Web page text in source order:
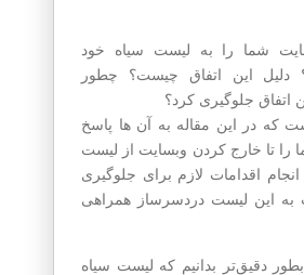
شما را به لیست سیاه خود
دلیل این اتفاق چیست؟ چطور
اتفاق جلوگیری کرد؟
که در این مقاله به آن ها پاسخ
را تا خارج کردن وبسایت از لیست
اقدامات لازم برای جلوگیری
به این لیست دردسرساز همراهی
دقیق‌تر بدانیم که لیست سیاه